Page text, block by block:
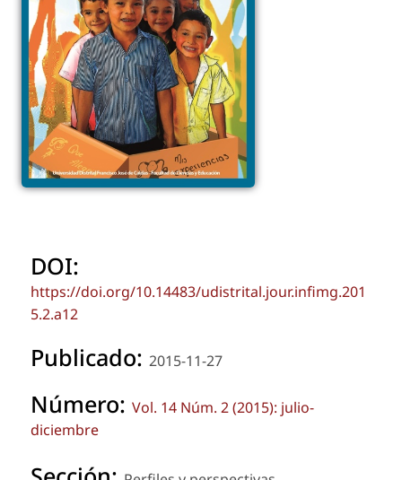
DOI:
https://doi.org/10.14483/udistrital.jour.infimg.201
5.2.a12
Publicado: 2015-11-27
Número: Vol. 14 Núm. 2 (2015): julio-
diciembre